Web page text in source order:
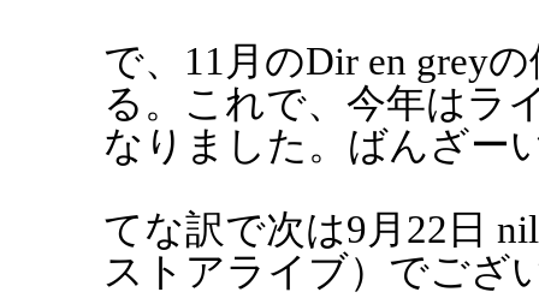
で、11月のDir en grey
る。これで、今年はラ
なりました。ばんざー
てな訳で次は9月22日
ストアライブ）でござ